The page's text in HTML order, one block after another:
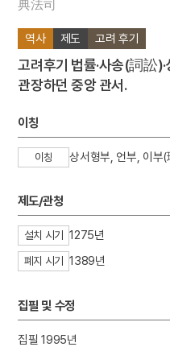
7
북조선임시인민위
8 이순신
9 절기
1 금성대군
2
효감천
4 한명회
5
고풀이
6 대동여지도
9
典法司
역사 제도 고려 후기
고려후기 법률·사송(詞訟
관장하던 중앙 관서.
이칭
이칭 상서형부, 언부, 이부
제도/관청
설치 시기 1275년
폐지 시기 1389년
집필 및 수정
집필 1995년